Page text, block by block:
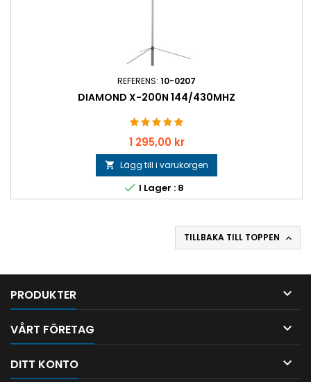
REFERENS: 10-0207
DIAMOND X-200N 144/430MHZ
Pris
1 295,00 kr
 Lägg till i varukorgen
 I Lager : 8
TILLBAKA TILL TOPPEN 
PRODUKTER 
VÅRT FÖRETAG 
DITT KONTO 